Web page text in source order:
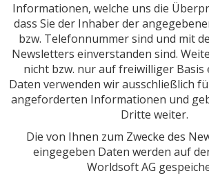
Informationen, welche uns die
dass Sie der Inhaber der
bzw. Telefonnummer sind und mit
Newsletters einverstanden sind.
nicht bzw. nur auf freiwilliger Basis
Daten verwenden wir ausschließlich
angeforderten Informationen und
Dritte weiter.
Die von Ihnen zum Zwecke des
eingegeben Daten werden auf
Worldsoft AG